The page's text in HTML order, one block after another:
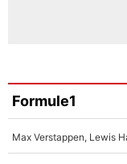
Formule1